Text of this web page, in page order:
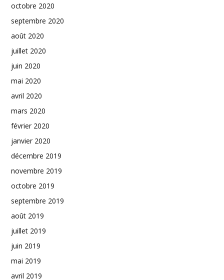
octobre 2020
septembre 2020
août 2020
juillet 2020
juin 2020
mai 2020
avril 2020
mars 2020
février 2020
janvier 2020
décembre 2019
novembre 2019
octobre 2019
septembre 2019
août 2019
juillet 2019
juin 2019
mai 2019
avril 2019